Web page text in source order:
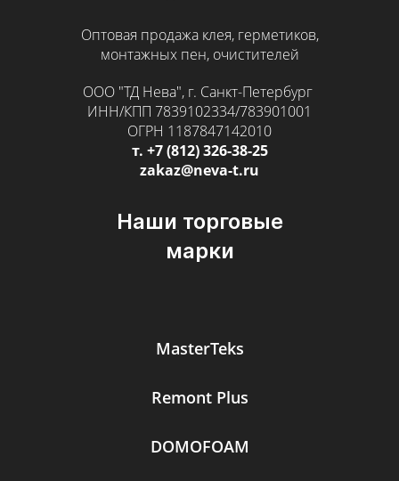
Оптовая продажа клея, герметиков,
монтажных пен, очистителей
ООО "ТД Нева", г. Санкт-Петербург
ИНН/КПП 7839102334/783901001
ОГРН 1187847142010
т. +7 (812) 326-38-25
zakaz@neva-t.ru
Наши торговые
марки
MasterTeks
Remont Plus
DOMOFOAM